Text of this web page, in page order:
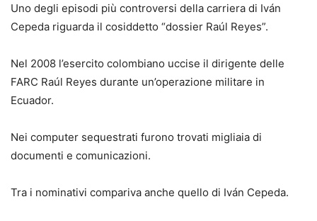
Uno degli episodi più controversi della carriera di Iván
Cepeda riguarda il cosiddetto “dossier Raúl Reyes”.
Nel 2008 l’esercito colombiano uccise il dirigente delle
FARC Raúl Reyes durante un’operazione militare in
Ecuador.
Nei computer sequestrati furono trovati migliaia di
documenti e comunicazioni.
Tra i nominativi compariva anche quello di Iván Cepeda.